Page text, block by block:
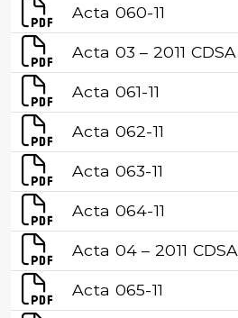
Acta 060-11
Acta 03 – 2011 CDSA
Acta 061-11
Acta 062-11
Acta 063-11
Acta 064-11
Acta 04 – 2011 CDSA
Acta 065-11